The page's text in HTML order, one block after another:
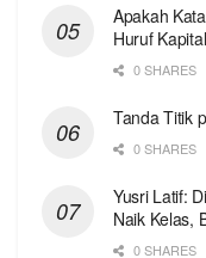
Apakah
Huruf
0 SHARES
Tanda Titik
0 SHARES
Yusri Latif:
Naik Kelas,
0 SHARES